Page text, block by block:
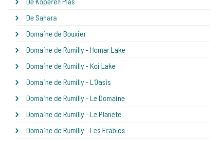
De Sahara
Domaine de Bouxier
Domaine de Rumilly - Homar Lake
Domaine de Rumilly - Koi Lake
Domaine de Rumilly - L'Oasis
Domaine de Rumilly - Le Domaine
Domaine de Rumilly - Le Planète
Domaine de Rumilly - Les Erables